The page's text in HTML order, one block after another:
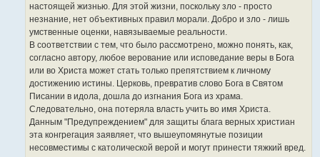
настоящей жизнью. Для этой жизни, поскольку зло - просто
незнание, нет объективных правил морали. Добро и зло - лишь
умственные оценки, навязываемые реальности.
В соответствии с тем, что было рассмотрено, можно понять, как,
согласно автору, любое верование или исповедание веры в Бога
или во Христа может стать только препятствием к личному
достижению истины. Церковь, превратив слово Бога в Святом
Писании в идола, дошла до изгнания Бога из храма.
Следовательно, она потеряла власть учить во имя Христа.
Данным "Предупреждением" для защиты блага верных христиан
эта конгрегация заявляет, что вышеупомянутые позиции
несовместимы с католической верой и могут принести тяжкий вред.